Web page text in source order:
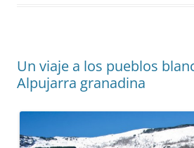
Un viaje a los pueblos
Alpujarra granadina